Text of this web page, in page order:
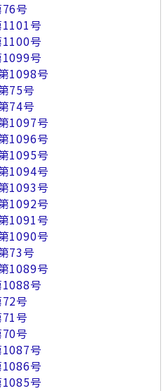
号
号
号
号
1098号
75号
74号
1097号
1096号
1095号
1094号
1093号
1092号
1091号
1090号
73号
1089号
号
号
号
号
号
号
号